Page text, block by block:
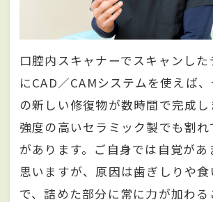
口腔内スキャナーでスキャンした
にCAD／CAMシステムを使えば
の新しい修復物が数時間で完成し
強度の高いセラミック製でも割れ
があります。ご自身では自覚があ
思いますが、原因は歯ぎしりや
で、詰めた部分に常に力が加わる